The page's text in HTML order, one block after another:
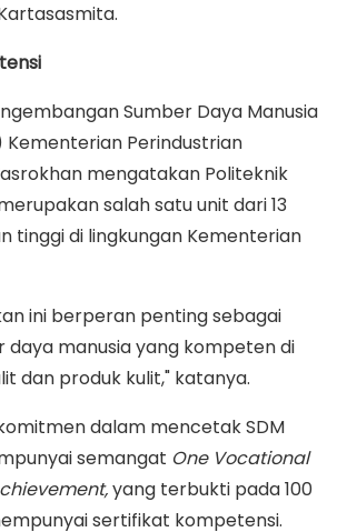
Sumber Daya Manusia
Kementerian Perindustrian
mengatakan Politeknik
salah satu unit dari 13
tinggi di lingkungan Kementerian
ini berperan penting sebagai
daya manusia yang kompeten di
dan produk kulit," katanya.
dalam mencetak SDM
semangat One Vocational
yang terbukti pada 100
sertifikat kompetensi.